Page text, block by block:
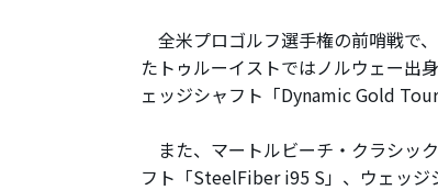
全米プロゴルフ選手権の前哨戦で
たトゥルーイストではノルウェー出
ェッジシャフト「Dynamic Gold
また、マートルビーチ・クラシッ
フト「SteelFiber i95 S」、ウェッ